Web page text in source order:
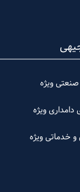
ویژه
ویژه
خدماتی ویژه